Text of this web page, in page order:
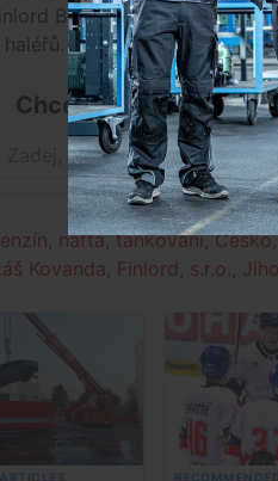
Boris Tomčiak očekává
Chceš mít přehled o
nafta,tankování,Česko
Kovanda Finlord s.r.o.